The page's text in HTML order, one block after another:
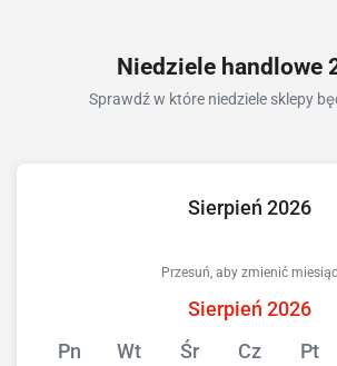
Niedziele handlowe
Sprawdź w które niedziele sklepy
Sierpień 2026
Przesuń, aby zmienić miesiąc
Sierpień 2026
Pn
Wt Śr Cz Pt